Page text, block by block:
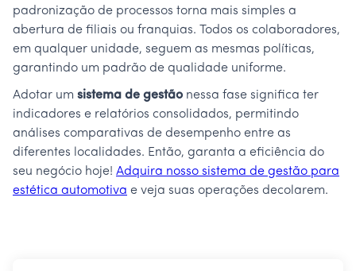
padronização de processos torna mais simples a
abertura de filiais ou franquias. Todos os colaboradores,
em qualquer unidade, seguem as mesmas políticas,
garantindo um padrão de qualidade uniforme.
Adotar um sistema de gestão nessa fase significa ter
indicadores e relatórios consolidados, permitindo
análises comparativas de desempenho entre as
diferentes localidades. Então, garanta a eficiência do
seu negócio hoje! Adquira nosso sistema de gestão para
estética automotiva e veja suas operações decolarem.